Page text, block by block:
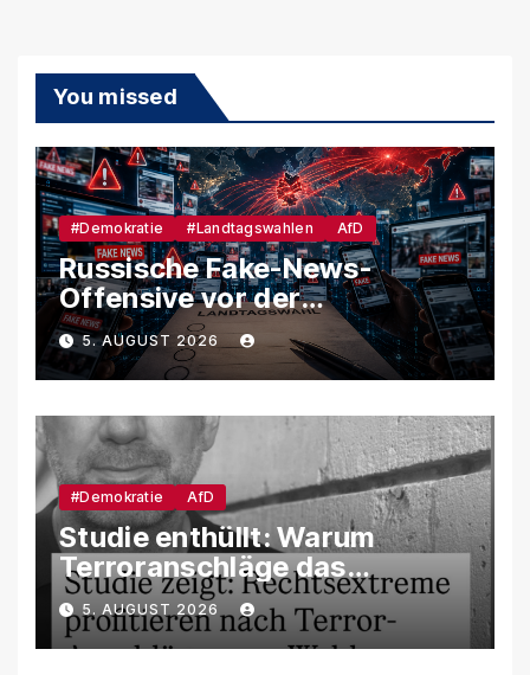
You missed
#Demokratie #Landtagswahlen AfD
Russische Fake-News-
Offensive vor der
Landtagswahl – So soll
unsere Demokratie
manipuliert werden
5. AUGUST 2026
#Demokratie AfD
Studie enthüllt: Warum
Terroranschläge das
Wahlverhalten verändern –
und weshalb die AfD davon
besonders profitiert
5. AUGUST 2026